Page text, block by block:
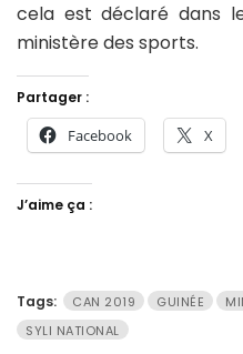
cela est déclaré dans
ministère des sports.
Partager :
Facebook X
J’aime ça :
Tags: CAN 2019 GUINÉE
SYLI NATIONAL